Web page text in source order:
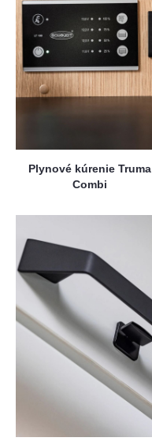
Plynové kúrenie Truma
Combi